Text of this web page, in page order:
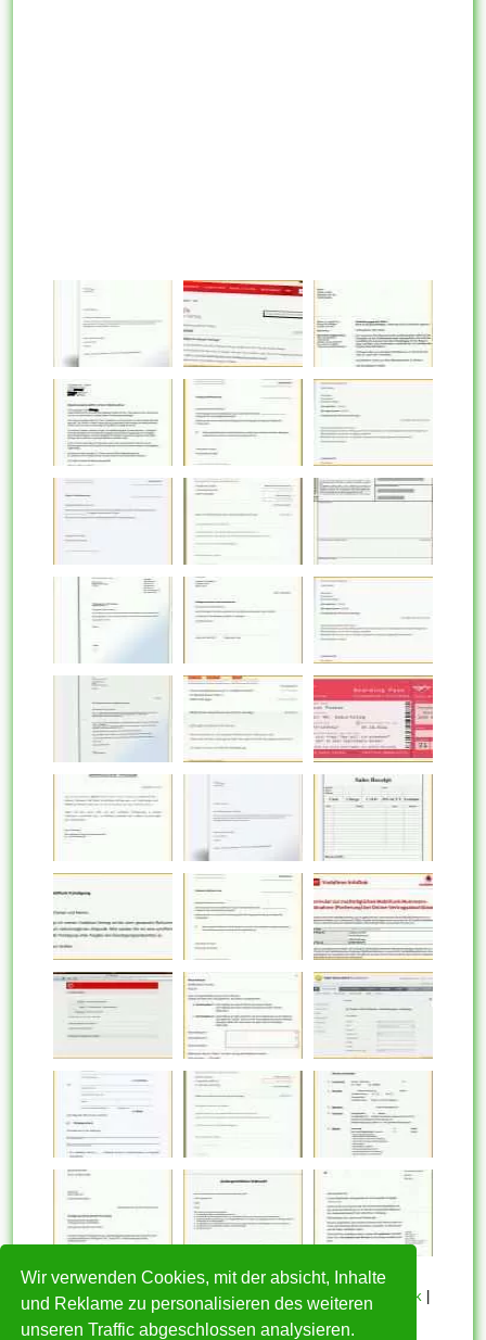
Wir verwenden Cookies, mit der absicht, Inhalte
und Reklame zu personalisieren des weiteren
unseren Traffic abgeschlossen analysieren.
HOME Datenschutzerklärung |Cookie Politik |
Copyright
Nutzungsbedingungen